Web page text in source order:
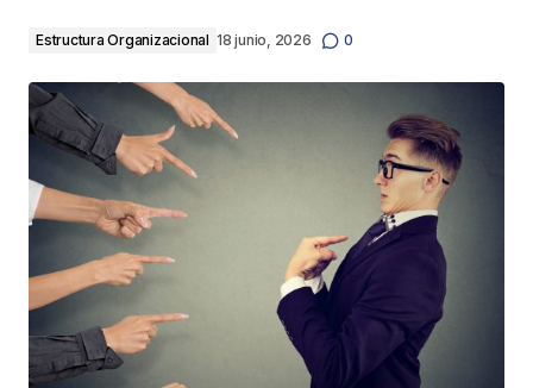
Estructura Organizacional 18 junio, 2026 0